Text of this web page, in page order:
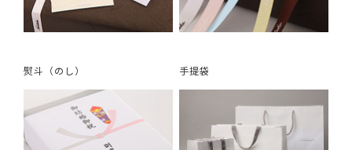
熨斗（のし） 手提袋